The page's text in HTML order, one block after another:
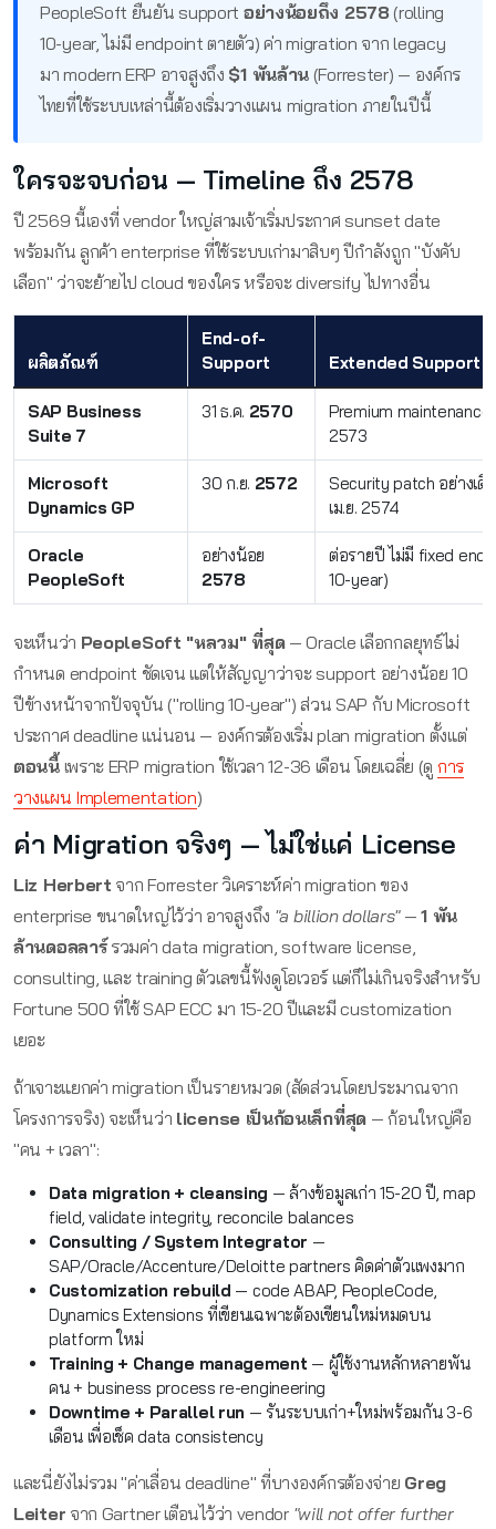
PeopleSoft ยืนยัน support อย่างน้อยถึง 2578(rolling
10-year, ไม่มี endpoint ตายตัว) ค่า migration จาก legacy
มา modern ERP อาจสูงถึง $1 พันล้าน (Forrester) — องค์กร
ไทยที่ใช้ระบบเหล่านี้ต้องเริ่มวางแผน migration ภายในปีนี้
ใครจะจบก่อน — Timeline ถึง 2578
ปี 2569 นี้เองที่ vendor ใหญ่สามเจ้าเริ่มประกาศ sunset date
พร้อมกัน ลูกค้า enterprise ที่ใช้ระบบเก่ามาสิบๆ ปีกำลังถูก "บังคับ
เลือก" ว่าจะย้ายไป cloud ของใคร หรือจะ diversify ไปทางอื่น
ผลิตภัณฑ์
End-of-
Support
Extended Support
SAP Business
Suite 7
31 ธ.ค. 2570
Premium
2573
Microsoft
Dynamics GP
30 ก.ย. 2572
Security patch อย่างเดี
เม.ย. 2574
Oracle
PeopleSoft
อย่างน้อย
2578
ต่อรายปี ไม่มี fixed end
10-year)
จะเห็นว่า PeopleSoft "หลวม" ที่สุด— Oracle เลือกกลยุทธ์ไม่
กำหนด endpoint ชัดเจน แต่ให้สัญญาว่าจะ support อย่างน้อย 10
ปีข้างหน้าจากปัจจุบัน ("rolling 10-year") ส่วน SAP กับ Microsoft
ประกาศ deadline แน่นอน — องค์กรต้องเริ่ม plan migration ตั้งแต่
ตอนนี้เพราะ ERP migration ใช้เวลา 12-36 เดือน โดยเฉลี่ย (ดู การ
วางแผน Implementation)
ค่า Migration จริงๆ — ไม่ใช่แค่ License
Liz Herbert จาก Forrester วิเคราะห์ค่า migration ของ
enterprise ขนาดใหญ่ไว้ว่า อาจสูงถึง "a billion dollars"—1 พัน
ล้านดอลลาร์รวมค่า data migration, software license,
consulting, และ training ตัวเลขนี้ฟังดูโอเวอร์ แต่ก็ไม่เกินจริงสำหรับ
Fortune 500 ที่ใช้ SAP ECC มา 15-20 ปีและมี customization
เยอะ
ถ้าเจาะแยกค่า migration เป็นรายหมวด (สัดส่วนโดยประมาณจาก
โครงการจริง) จะเห็นว่า license เป็นก้อนเล็กที่สุด — ก้อนใหญ่คือ
"คน + เวลา":
Data migration + cleansing — ล้างข้อมูลเก่า 15-20 ปี, map
field, validate integrity, reconcile balances
Consulting / System Integrator —
SAP/Oracle/Accenture/Deloitte partners คิดค่าตัวแพงมาก
Customization rebuild — code ABAP, PeopleCode,
Dynamics Extensions ที่เขียนเฉพาะต้องเขียนใหม่หมดบน
platform ใหม่
Training + Change management — ผู้ใช้งานหลักหลายพัน
คน + business process re-engineering
Downtime + Parallel run — รันระบบเก่า+ใหม่พร้อมกัน 3-6
เดือน เพื่อเช็ค data consistency
และนี่ยังไม่รวม "ค่าเลื่อน deadline" ที่บางองค์กรต้องจ่าย Greg
Leiter จาก Gartner เตือนไว้ว่า vendor "will not offer further